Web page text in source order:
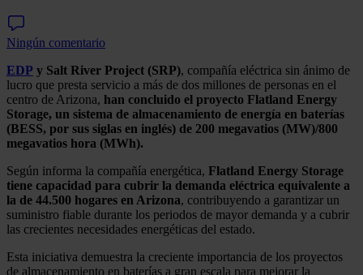
Ningún comentario
EDP y Salt River Project (SRP), compañía eléctrica sin ánimo de
lucro que presta servicio a más de dos millones de personas en el
centro de Arizona, han concluido el proyecto Flatland Energy
Storage, un sistema de almacenamiento de energía en baterías
(BESS, por sus siglas en inglés) de 200 megavatios (MW)/800
megavatios hora (MWh).
Según informa la compañía energética, Flatland Energy Storage
tiene capacidad para cubrir la demanda eléctrica equivalente a
la de 44.500 hogares en Arizona, contribuyendo a garantizar un
suministro fiable durante los periodos de mayor demanda y a cubrir
las crecientes necesidades energéticas del estado.
Esta iniciativa demuestra la creciente importancia de los proyectos
de almacenamiento en baterías a gran escala para mejorar la